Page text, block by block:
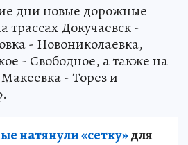
дни новые дорожные
трассах Докучаевск -
- Новониколаевка,
- Свободное, а также на
- Торез и
натянули «сетку»для